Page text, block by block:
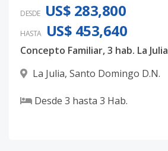
DESDE US$ 283,800
HASTA US$ 453,640
Concepto Familiar, 3 hab. La Julia
La Julia, Santo Domingo D.N.
Desde 3 hasta 3 Hab.